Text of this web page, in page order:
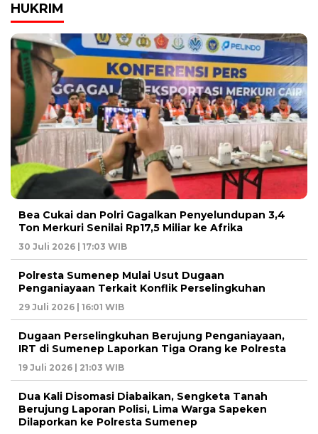
HUKRIM
Bea Cukai dan Polri Gagalkan Penyelundupan 3,4
Ton Merkuri Senilai Rp17,5 Miliar ke Afrika
30 Juli 2026 | 17:03 WIB
Polresta Sumenep Mulai Usut Dugaan
Penganiayaan Terkait Konflik Perselingkuhan
29 Juli 2026 | 16:01 WIB
Dugaan Perselingkuhan Berujung Penganiayaan,
IRT di Sumenep Laporkan Tiga Orang ke Polresta
19 Juli 2026 | 21:03 WIB
Dua Kali Disomasi Diabaikan, Sengketa Tanah
Berujung Laporan Polisi, Lima Warga Sapeken
Dilaporkan ke Polresta Sumenep